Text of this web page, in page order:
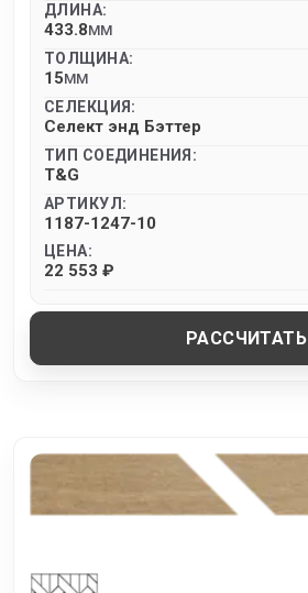
ДЛИНА:
433.8MM
ТОЛЩИНА:
15MM
СЕЛЕКЦИЯ:
Селект энд Бэттер
ТИП СОЕДИНЕНИЯ:
T&G
АРТИКУЛ:
1187-1247-10
ЦЕНА:
22 553 ₽
РАССЧИТАТЬ